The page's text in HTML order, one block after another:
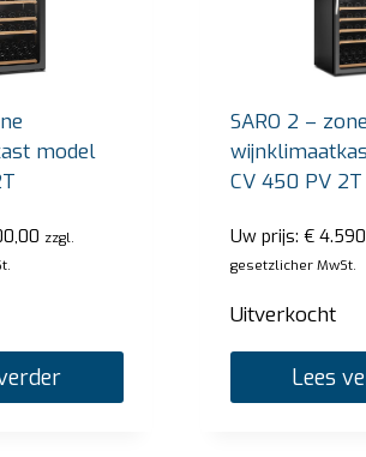
model
zzgl.
SARO 2 –
CV 450 PV 2T
Uw prijs: €
gesetzlicher MwSt.
Uitverkocht
Lees